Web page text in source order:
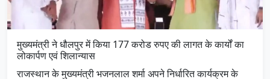
मुख्यमंत्री ने धौलपुर में किया 177 करोड रुपए की लागत के कार्यों का
लोकार्पण एवं शिलान्यास
राजस्थान के मुख्यमंत्री भजनलाल शर्मा अपने निर्धारित कार्यक्रम के